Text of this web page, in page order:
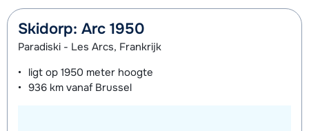
Skidorp: Arc 1950
Paradiski - Les Arcs, Frankrijk
ligt op 1950 meter hoogte
936 km vanaf Brussel